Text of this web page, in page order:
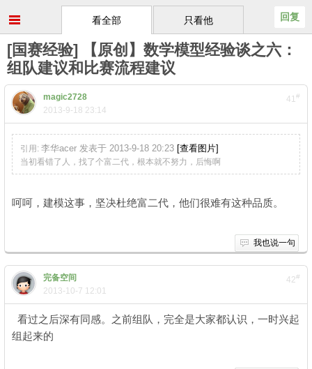
只看他
看全部 回复
[国赛经验] 【原创】数学模型经验谈之六：
组队建议和比赛流程建议
41#
magic2728
2013-9-18 23:14
引用: 李华acer 发表于 2013-9-18 20:23 [查看图片]
当初看错了人，找了个富二代，根本就不努力，后悔啊
呵呵，建模这事，坚决杜绝富二代，他们很难有这种品质。
我也说一句
42#
完备空间
2013-10-7 12:01
看过之后深有同感。之前组队，完全是大家都认识，一时兴起
组起来的